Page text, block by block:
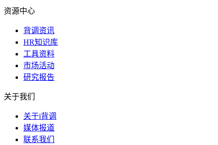
资源中心
背调资讯
HR知识库
工具资料
市场活动
研究报告
关于我们
关于i背调
媒体报道
联系我们